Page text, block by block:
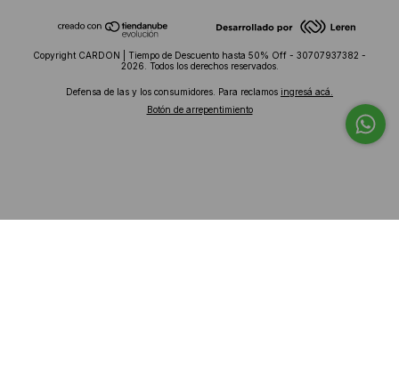
Copyright CARDON | Tiempo de Descuento hasta 50% Off - 30707937382 -
2026. Todos los derechos reservados.
Defensa de las y los consumidores. Para reclamos ingresá acá.
Botón de arrepentimiento